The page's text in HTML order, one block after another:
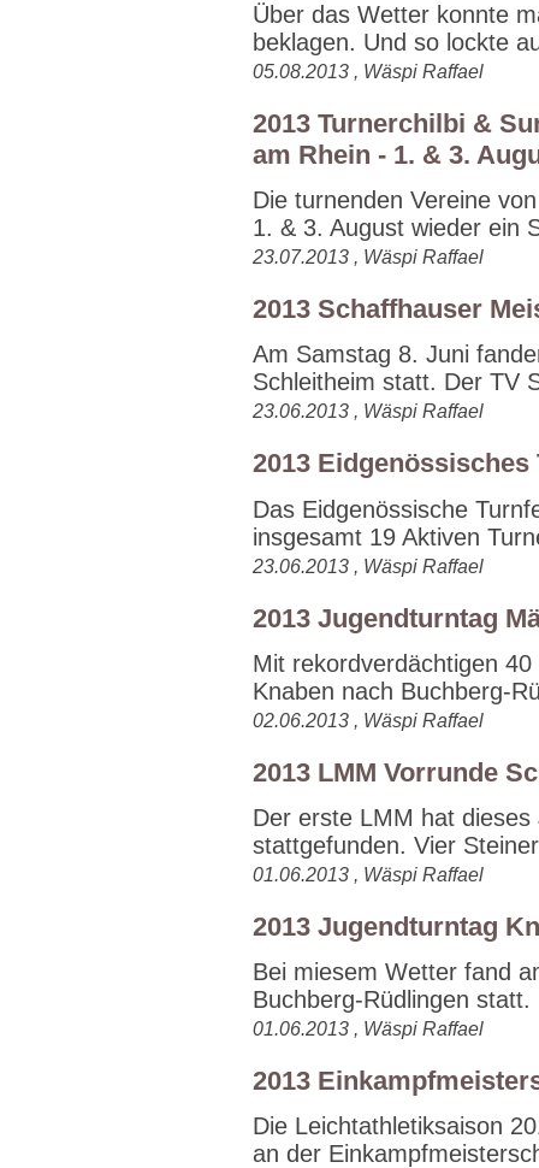
Über das Wetter konnte
beklagen. Und so lockte
05.08.2013 , Wäspi Raffael
2013 Turnerchilbi &
am Rhein - 1. & 3.
Die turnenden Vereine
1. & 3. August wieder ein
23.07.2013 , Wäspi Raffael
2013 Schaffhauser
Am Samstag 8. Juni
Schleitheim statt. Der TV
23.06.2013 , Wäspi Raffael
2013 Eidgenössisches
Das Eidgenössische
insgesamt 19 Aktiven
23.06.2013 , Wäspi Raffael
2013 Jugendturntag
Mit rekordverdächtigen
Knaben nach Buchberg-
02.06.2013 , Wäspi Raffael
2013 LMM Vorrunde
Der erste LMM hat
stattgefunden. Vier
01.06.2013 , Wäspi Raffael
2013 Jugendturntag
Bei miesem Wetter fand
Buchberg-Rüdlingen statt.
01.06.2013 , Wäspi Raffael
2013
Die Leichtathletiksaison
an der